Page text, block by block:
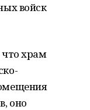
войск
храм
оно